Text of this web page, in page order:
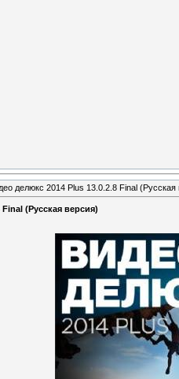
делюкс 2014 Plus 13.0.2.8 Final (Русская
(Русская версия)